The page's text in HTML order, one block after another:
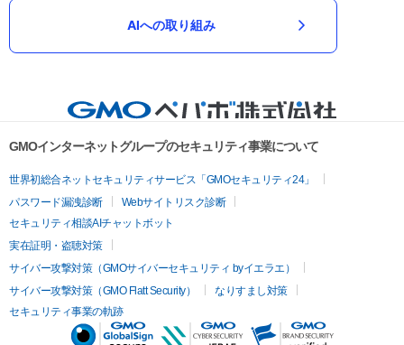
AIへの取り組み
GMOインターネットグループのセキュリティ事業について
世界初総合ネットセキュリティサービス「GMOセキュリティ24」
パスワード漏洩診断
Webサイトリスク診断
セキュリティ相談AIチャットボット
実在証明・盗聴対策
サイバー攻撃対策（GMOサイバーセキュリティ byイエラエ）
サイバー攻撃対策（GMO Flatt Security）
なりすまし対策
セキュリティ事業の軌跡